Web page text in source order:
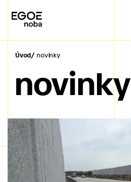
Úvod novinky
novinky